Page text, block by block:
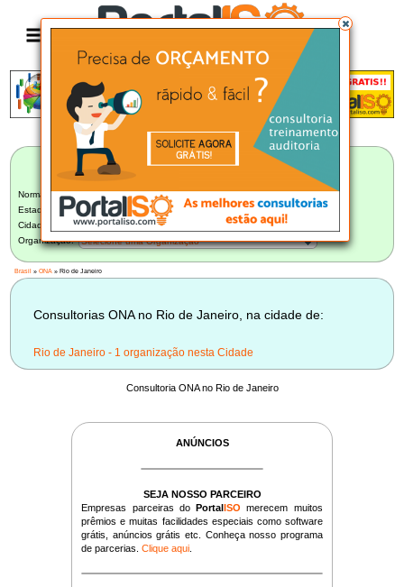
LISTA BRASILEIRA DE CONSULTORIAS
Norma:
ONA
Estado:
Rio de Janeiro (1)
Cidade:
Selecione uma Cidade
Organização:
Selecione uma Organização
Brasil »ONA » Rio de Janeiro
Consultorias ONA no Rio de Janeiro, na cidade de:
Rio de Janeiro - 1 organização nesta Cidade
Consultoria ONA no Rio de Janeiro
ANÚNCIOS
SEJA NOSSO PARCEIRO
Empresas parceiras doPortalISO merecem muitos
prêmios e muitas facilidades especiais como software
grátis, anúncios grátis etc. Conheça nosso programa
de parcerias.Clique aqui